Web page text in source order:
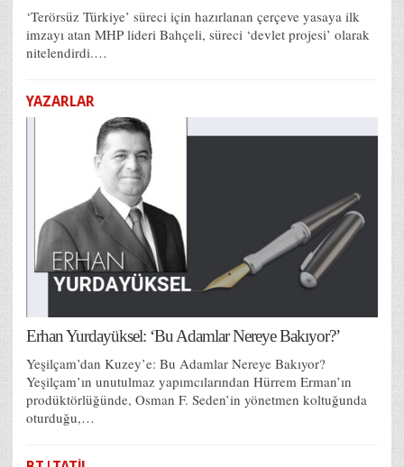
‘Terörsüz Türkiye’ süreci için hazırlanan çerçeve yasaya ilk
imzayı atan MHP lideri Bahçeli, süreci ‘devlet projesi’ olarak
nitelendirdi.…
YAZARLAR
Erhan Yurdayüksel: ‘Bu Adamlar Nereye Bakıyor?’
Yeşilçam’dan Kuzey’e: Bu Adamlar Nereye Bakıyor?
Yeşilçam’ın unutulmaz yapımcılarından Hürrem Erman’ın
prodüktörlüğünde, Osman F. Seden’in yönetmen koltuğunda
oturduğu,…